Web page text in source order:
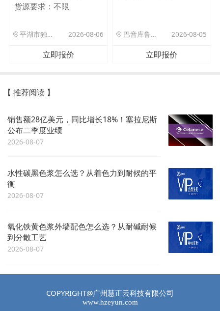
货源要求： 不限
平湖市独山港镇集港路 589 号 2026-08-06
立即报价
巴音库鲁提镇,托帕口岸六号库房 2026-08-05
立即报价
【 推荐阅读 】
销售额28亿美元，同比增长18%！塞拉尼斯
公布二季度业绩
2026-08-07
水性碳黑色浆怎么选？从着色力到耐候的平
衡
2026-08-07
氧化铁黄色浆外墙配色怎么选？从耐碱耐候
到分散工艺
2026-08-07
COPYRIGHT@广州慧正云科技有限公司
www.hzeyun.com